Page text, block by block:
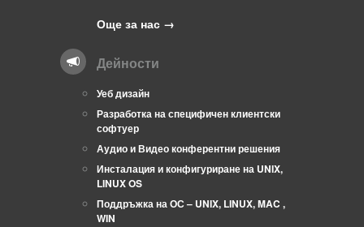
Още за нас →
Дейности
Уеб дизайн
Разработка на специфичен клиентски
софтуер
Аудио и Видео конферентни решения
Инсталация и конфигуриране на UNIX,
LINUX OS
Поддръжка на ОС – UNIX, LINUX, MAC ,
WIN